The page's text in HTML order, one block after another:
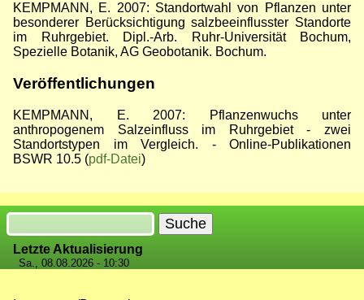
KEMPMANN, E. 2007: Standortwahl von Pflanzen unter
besonderer Berücksichtigung salzbeeinflusster Standorte
im Ruhrgebiet. Dipl.-Arb. Ruhr-Universität Bochum,
Spezielle Botanik, AG Geobotanik. Bochum.
Veröffentlichungen
KEMPMANN, E. 2007: Pflanzenwuchs unter
anthropogenem Salzeinfluss im Ruhrgebiet - zwei
Standortstypen im Vergleich. - Online-Publikationen
BSWR 10.5 (pdf-Datei)
Suche
Letzte Aktualisierung
Sa., 08.08.2026 - 10:30